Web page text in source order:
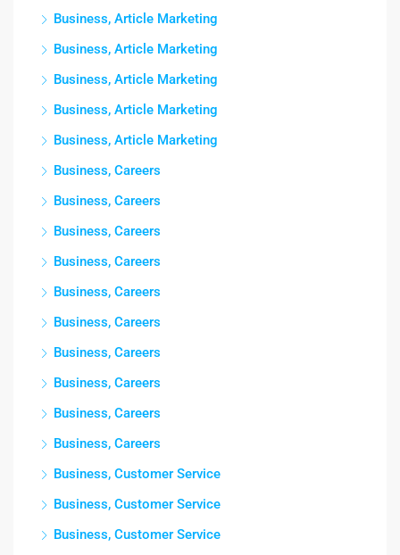
Business, Article Marketing
Business, Article Marketing
Business, Article Marketing
Business, Article Marketing
Business, Article Marketing
Business, Careers
Business, Careers
Business, Careers
Business, Careers
Business, Careers
Business, Careers
Business, Careers
Business, Careers
Business, Careers
Business, Careers
Business, Customer Service
Business, Customer Service
Business, Customer Service